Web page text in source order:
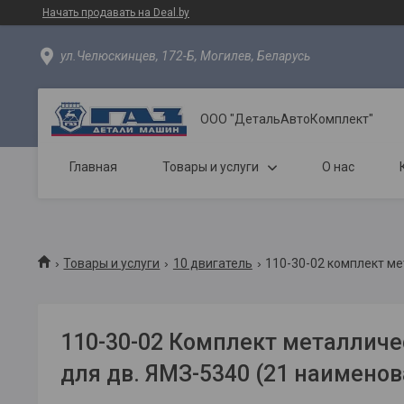
Начать продавать на Deal.by
ул.Челюскинцев, 172-Б, Могилев, Беларусь
ООО "ДетальАвтоКомплект"
Главная Товары и услуги О нас
Товары и услуги 10 двигатель 110-30-02 комплект
110-30-02 Комплект
для дв. ЯМЗ-5340 (21